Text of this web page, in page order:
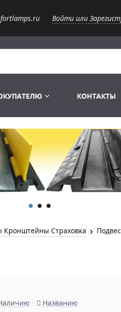
Войти или
Лампы Винтаж
Лампы галогенные 6-
Лампы студийные
Лампы-фары PAR
Лампы для бассейна
Распродажа
Перчатки
Сумки и подсумки
Распродажа
Световое
Аксессуары для света
Распродажа
2х канальные модули
5и канальные модули
КОНТАКТЫ
Кронштейны Страховка
Названию